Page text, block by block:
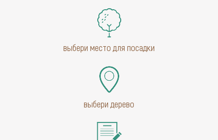
выбери место для посадки
выбери дерево